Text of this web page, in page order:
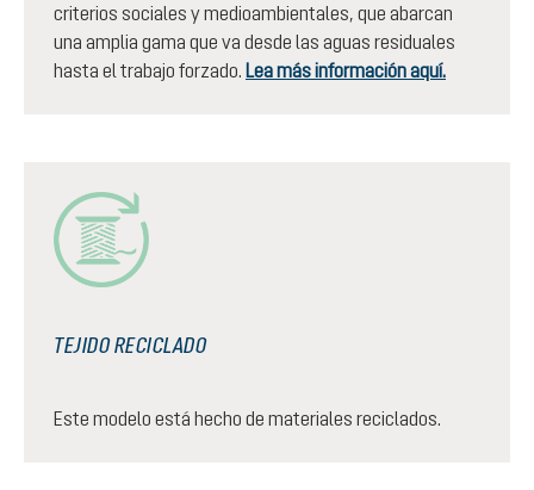
criterios sociales y medioambientales, que abarcan
una amplia gama que va desde las aguas residuales
hasta el trabajo forzado. Lea más información aquí.
TEJIDO RECICLADO
Este modelo está hecho de materiales reciclados.